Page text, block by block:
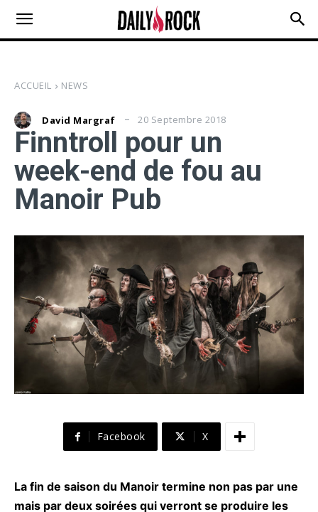
ACCUEIL NEWS
David Margraf 20 Septembre 2018
Finntroll pour un
week-end de fou au
Manoir Pub
Facebook X
La fin de saison du Manoir termine non pas par une
mais par deux soirées qui verront se produire les